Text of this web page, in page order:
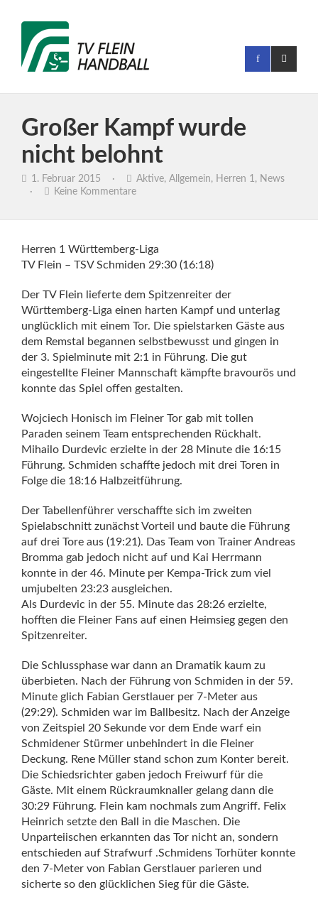
Großer Kampf wurde
nicht belohnt
1. Februar 2015 · Aktive, Allgemein, Herren 1, News
·
Keine Kommentare
Herren 1 Württemberg-Liga
TV Flein – TSV Schmiden 29:30 (16:18)
Der TV Flein lieferte dem Spitzenreiter der
Württemberg-Liga einen harten Kampf und unterlag
unglücklich mit einem Tor. Die spielstarken Gäste aus
dem Remstal begannen selbstbewusst und gingen in
der 3. Spielminute mit 2:1 in Führung. Die gut
eingestellte Fleiner Mannschaft kämpfte bravourös und
konnte das Spiel offen gestalten.
Wojciech Honisch im Fleiner Tor gab mit tollen
Paraden seinem Team entsprechenden Rückhalt.
Mihailo Durdevic erzielte in der 28 Minute die 16:15
Führung. Schmiden schaffte jedoch mit drei Toren in
Folge die 18:16 Halbzeitführung.
Der Tabellenführer verschaffte sich im zweiten
Spielabschnitt zunächst Vorteil und baute die Führung
auf drei Tore aus (19:21). Das Team von Trainer Andreas
Bromma gab jedoch nicht auf und Kai Herrmann
konnte in der 46. Minute per Kempa-Trick zum viel
umjubelten 23:23 ausgleichen.
Als Durdevic in der 55. Minute das 28:26 erzielte,
hofften die Fleiner Fans auf einen Heimsieg gegen den
Spitzenreiter.
Die Schlussphase war dann an Dramatik kaum zu
überbieten. Nach der Führung von Schmiden in der 59.
Minute glich Fabian Gerstlauer per 7-Meter aus
(29:29). Schmiden war im Ballbesitz. Nach der Anzeige
von Zeitspiel 20 Sekunde vor dem Ende warf ein
Schmidener Stürmer unbehindert in die Fleiner
Deckung. Rene Müller stand schon zum Konter bereit.
Die Schiedsrichter gaben jedoch Freiwurf für die
Gäste. Mit einem Rückraumknaller gelang dann die
30:29 Führung. Flein kam nochmals zum Angriff. Felix
Heinrich setzte den Ball in die Maschen. Die
Unparteiischen erkannten das Tor nicht an, sondern
entschieden auf Strafwurf .Schmidens Torhüter konnte
den 7-Meter von Fabian Gerstlauer parieren und
sicherte so den glücklichen Sieg für die Gäste.